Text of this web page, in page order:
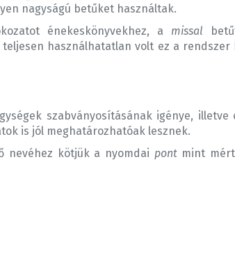
nagyságú betűket használtak.
énekeskönyvekhez, a missal
használhatatlan volt ez a rendszer
szabványosításának igénye, illetve
is jól meghatározhatóak lesznek.
nevéhez kötjük a nyomdai pont mint